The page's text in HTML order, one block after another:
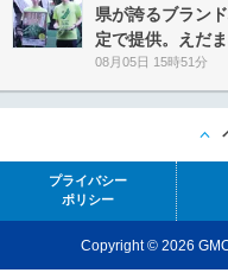
県が誇るブラン
定で提供。えだ
08月05日 15時51分
プライバシー
ポリシー
Copyright © 2026